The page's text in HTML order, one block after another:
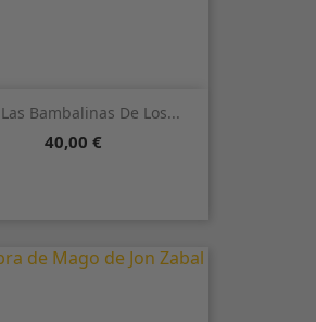
Bambalinas De Los...
Precio
40,00 €